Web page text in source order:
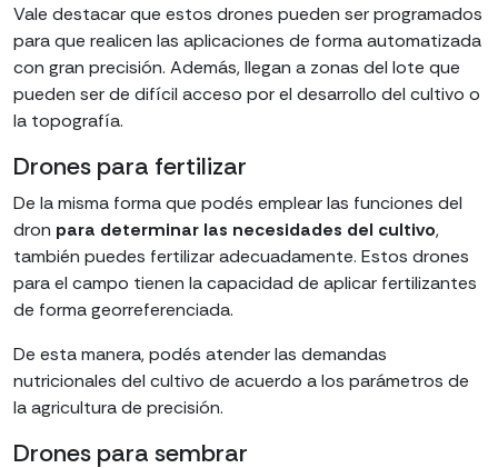
Vale destacar que estos drones pueden ser programados
para que realicen las aplicaciones de forma automatizada
con gran precisión. Además, llegan a zonas del lote que
pueden ser de difícil acceso por el desarrollo del cultivo o
la topografía.
Drones para fertilizar
De la misma forma que podés emplear las funciones del
dron para determinar las necesidades del cultivo,
también puedes fertilizar adecuadamente. Estos drones
para el campo tienen la capacidad de aplicar fertilizantes
de forma georreferenciada.
De esta manera, podés atender las demandas
nutricionales del cultivo de acuerdo a los parámetros de
la agricultura de precisión.
Drones para sembrar